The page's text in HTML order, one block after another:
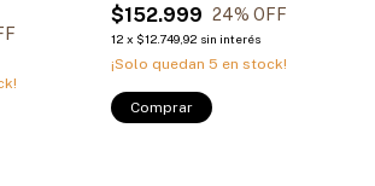
$152.999 24% OFF
12 x $12.749,92 sin interés
¡Solo quedan 5 en stock!
Comprar